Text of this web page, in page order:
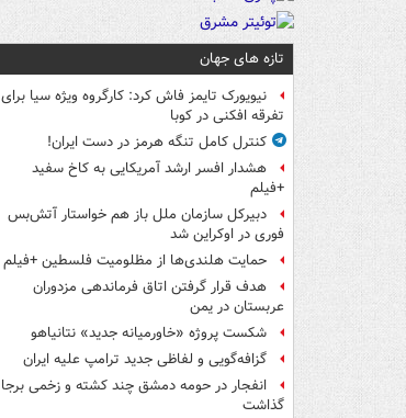
تازه های جهان
نیویورک تایمز فاش کرد: کارگروه ویژه سیا برای
تفرقه افکنی در کوبا
کنترل کامل تنگه هرمز در دست ایران!
هشدار افسر ارشد آمریکایی به کاخ سفید
+فیلم
دبیرکل سازمان ملل باز هم خواستار آتش‌بس
فوری در اوکراین شد
حمایت هلندی‌ها از مظلومیت فلسطین +فیلم
هدف قرار گرفتن اتاق‌ فرماندهی مزدوران
عربستان در یمن
شکست پروژه «خاورمیانه جدید» نتانیاهو
گزافه‌گویی و لفاظی جدید ترامپ علیه ایران
انفجار در حومه دمشق چند کشته و زخمی برجا
گذاشت